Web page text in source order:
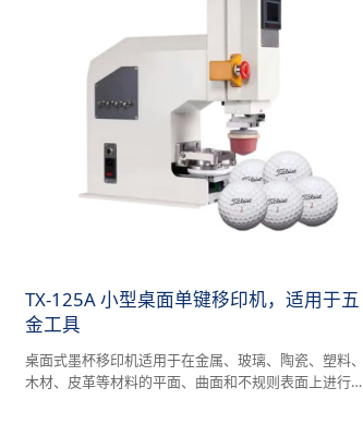
TX-125A 小型桌面单键移印机，适用于五
金工具
桌面式墨杯移印机适用于在金属、玻璃、陶瓷、塑料、
木材、皮革等材料的平面、曲面和不规则表面上进行印